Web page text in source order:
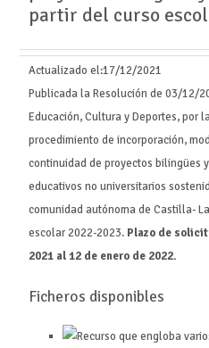
partir del curso
Actualizado el:17/12/2021
Publicada la Resolución de 03/12/
Educación, Cultura y Deportes, por
procedimiento de incorporación,
continuidad de proyectos bilingües
educativos no universitarios
comunidad autónoma de Castilla-
escolar 2022-2023. Plazo de
2021 al 12 de enero de 2022.
Ficheros disponibles